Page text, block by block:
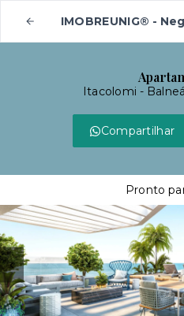
IMOBREUNIG® -
Itacolomi -
Compartilhar
Pronto